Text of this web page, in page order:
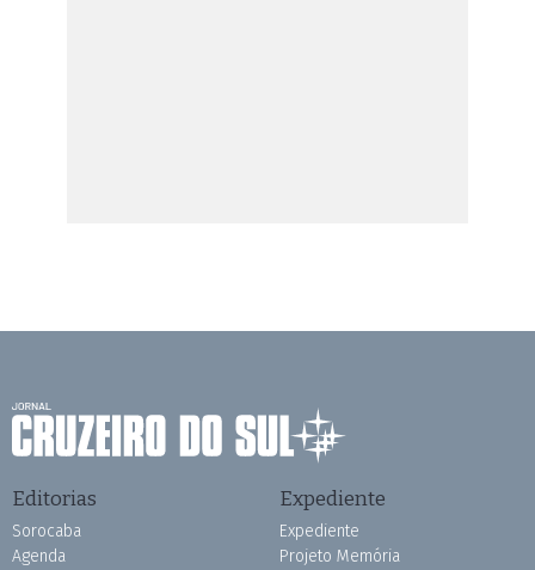
Editorias
Sorocaba
Agenda
Expediente
Expediente
Projeto Memória